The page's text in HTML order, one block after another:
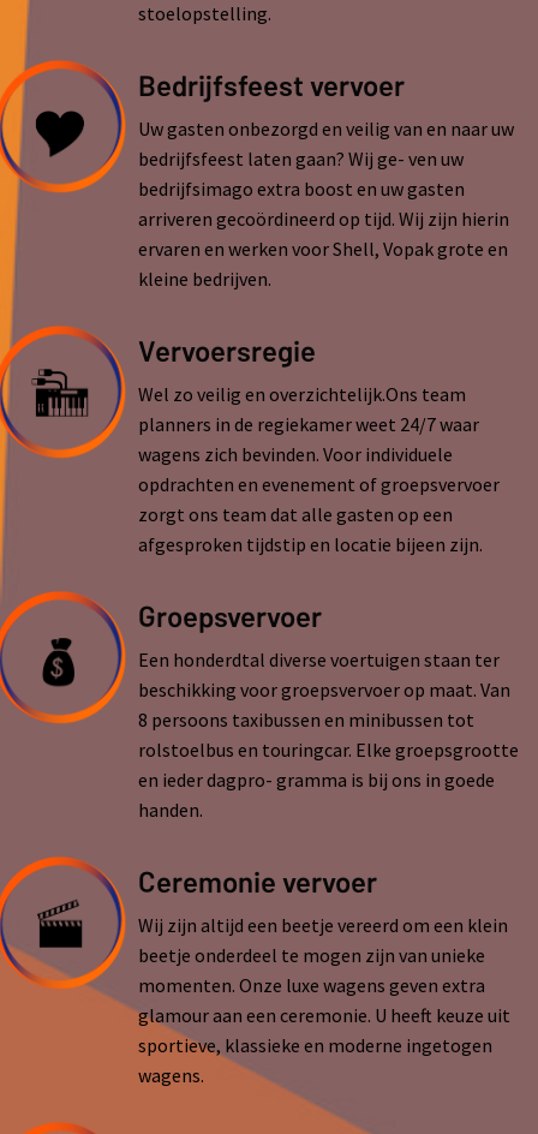
stoelopstelling.
Bedrijfsfeest vervoer
Uw gasten onbezorgd en veilig van en naar uw
bedrijfsfeest laten gaan? Wij ge- ven uw
bedrijfsimago extra boost en uw gasten
arriveren gecoördineerd op tijd. Wij zijn hierin
ervaren en werken voor Shell, Vopak grote en
kleine bedrijven.
Vervoersregie
Wel zo veilig en overzichtelijk.Ons team
planners in de regiekamer weet 24/7 waar
wagens zich bevinden. Voor individuele
opdrachten en evenement of groepsvervoer
zorgt ons team dat alle gasten op een
afgesproken tijdstip en locatie bijeen zijn.
Groepsvervoer
Een honderdtal diverse voertuigen staan ter
beschikking voor groepsvervoer op maat. Van
8 persoons taxibussen en minibussen tot
rolstoelbus en touringcar. Elke groepsgrootte
en ieder dagpro- gramma is bij ons in goede
handen.
Ceremonie vervoer
Wij zijn altijd een beetje vereerd om een klein
beetje onderdeel te mogen zijn van unieke
momenten. Onze luxe wagens geven extra
glamour aan een ceremonie. U heeft keuze uit
sportieve, klassieke en moderne ingetogen
wagens.